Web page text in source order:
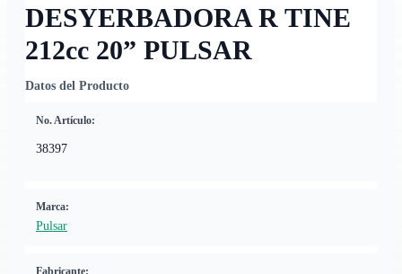
DESYERBADORA R TINE
212cc 20” PULSAR
Datos del Producto
No. Artículo:
38397
Marca:
Pulsar
Fabricante: